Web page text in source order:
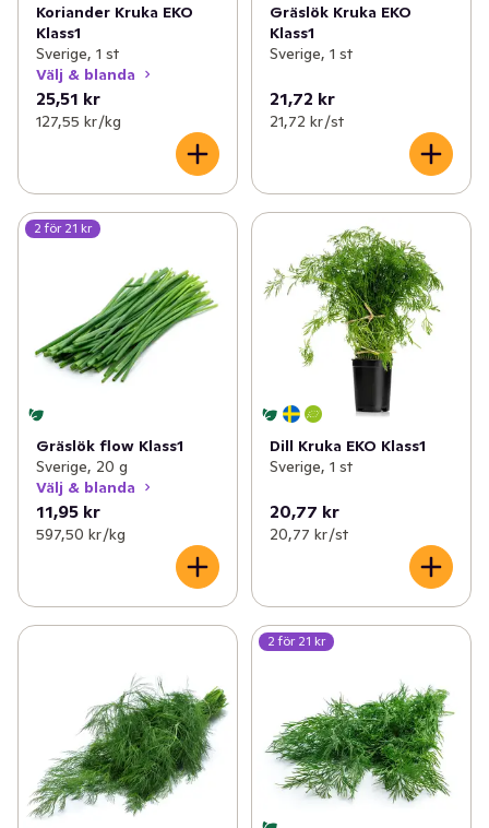
Koriander Kruka EKO
Klass1
Sverige, 1 st
Välj & blanda
25,51 kr
127,55 kr /kg
Gräslök Kruka EKO
Klass1
Sverige, 1 st
21,72 kr
21,72 kr /st
2 för 21 kr
Gräslök flow Klass1
Sverige, 20 g
Välj & blanda
11,95 kr
597,50 kr /kg
Dill Kruka EKO Klass1
Sverige, 1 st
20,77 kr
20,77 kr /st
2 för 21 kr